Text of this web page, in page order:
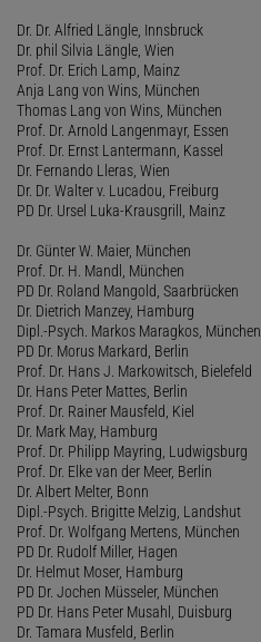
Dr. Dr. Alfried Längle, Innsbruck
Dr. phil Silvia Längle, Wien
Prof. Dr. Erich Lamp, Mainz
Anja Lang von Wins, München
Thomas Lang von Wins, München
Prof. Dr. Arnold Langenmayr, Essen
Prof. Dr. Ernst Lantermann, Kassel
Dr. Fernando Lleras, Wien
Dr. Dr. Walter v. Lucadou, Freiburg
PD Dr. Ursel Luka-Krausgrill, Mainz
Dr. Günter W. Maier, München
Prof. Dr. H. Mandl, München
PD Dr. Roland Mangold, Saarbrücken
Dr. Dietrich Manzey, Hamburg
Dipl.-Psych. Markos Maragkos, München
PD Dr. Morus Markard, Berlin
Prof. Dr. Hans J. Markowitsch, Bielefeld
Dr. Hans Peter Mattes, Berlin
Prof. Dr. Rainer Mausfeld, Kiel
Dr. Mark May, Hamburg
Prof. Dr. Philipp Mayring, Ludwigsburg
Prof. Dr. Elke van der Meer, Berlin
Dr. Albert Melter, Bonn
Dipl.-Psych. Brigitte Melzig, Landshut
Prof. Dr. Wolfgang Mertens, München
PD Dr. Rudolf Miller, Hagen
Dr. Helmut Moser, Hamburg
PD Dr. Jochen Müsseler, München
PD Dr. Hans Peter Musahl, Duisburg
Dr. Tamara Musfeld, Berlin